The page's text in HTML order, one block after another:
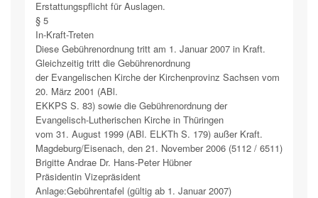
Erstattungspflicht für Auslagen.
§ 5
In-Kraft-Treten
Diese Gebührenordnung tritt am 1. Januar 2007 in Kraft.
Gleichzeitig tritt die Gebührenordnung
der Evangelischen Kirche der Kirchenprovinz Sachsen vom
20. März 2001 (ABl.
EKKPS S. 83) sowie die Gebührenordnung der
Evangelisch-Lutherischen Kirche in Thüringen
vom 31. August 1999 (ABl. ELKTh S. 179) außer Kraft.
Magdeburg/Eisenach, den 21. November 2006 (5112 / 6511)
Brigitte Andrae Dr. Hans-Peter Hübner
Präsidentin Vizepräsident
Anlage:Gebührentafel (gültig ab 1. Januar 2007)